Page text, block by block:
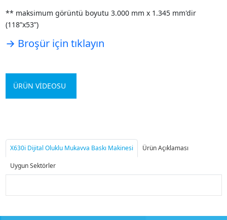
** maksimum görüntü boyutu 3.000 mm x 1.345 mm'dir
(118”x53”)
→ Broşür için tıklayın
ÜRÜN VİDEOSU
X630i Dijital Oluklu Mukavva Baskı Makinesi Ürün Açıklaması
Uygun Sektörler